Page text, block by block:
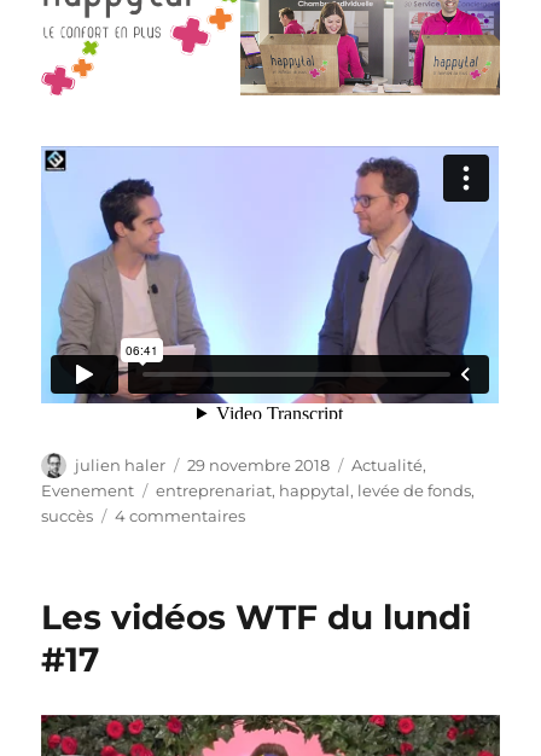
Auteur
julien haler
Publié
le
29 novembre 2018 Catégories
Actualité,
Evenement
Étiquettes
entreprenariat, happytal, levée de fonds,
succès
4 commentairessur
réaliser
fonds
de
Les vidéos WTF du lundi
#17